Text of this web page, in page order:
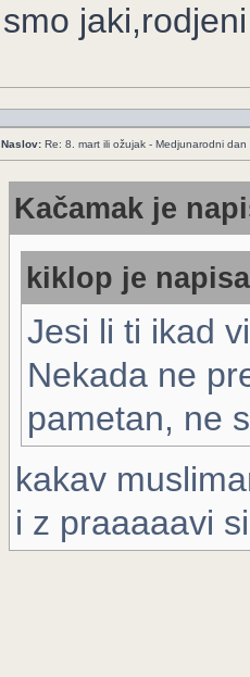
smo
Naslov: Re: 8. mart ili ožujak - Medjunarodni dan
Kačamak je
kiklop je
Jesi li ti ikad
Nekada ne
pametan, ne
kakav
i z praaaaavi